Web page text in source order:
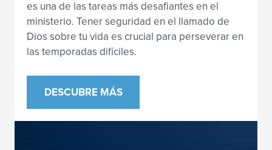
es una de las tareas más desafiantes en el
ministerio. Tener seguridad en el llamado de
Dios sobre tu vida es crucial para perseverar en
las temporadas difíciles.
DESCUBRE MÁS